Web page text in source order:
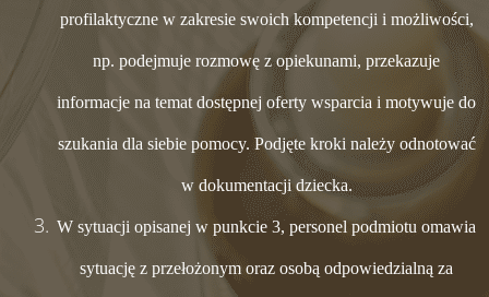
profilaktyczne w zakresie swoich kompetencji i możliwości,
np. podejmuje rozmowę z opiekunami, przekazuje
informacje na temat dostępnej oferty wsparcia i motywuje do
szukania dla siebie pomocy. Podjęte kroki należy odnotować
w dokumentacji dziecka.
W sytuacji opisanej w punkcie 3, personel podmiotu omawia
sytuację z przełożonym oraz osobą odpowiedzialną za